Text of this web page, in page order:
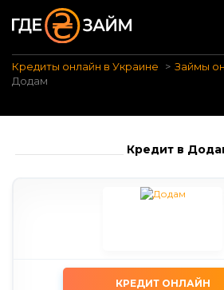
Кредиты онлайн в Украине
Займы
Додам
Кредит в
КРЕДИТ ОНЛАЙН